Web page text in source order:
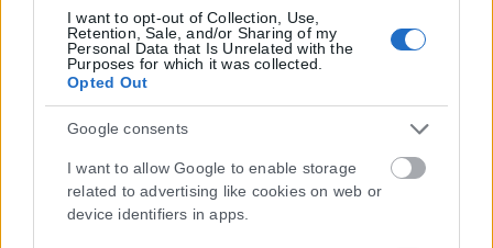
I want to opt-out of Collection, Use,
Retention, Sale, and/or Sharing of my
Personal Data that Is Unrelated with the
Purposes for which it was collected.
Opted Out
Google consents
I want to allow Google to enable storage
related to advertising like cookies on web or
device identifiers in apps.